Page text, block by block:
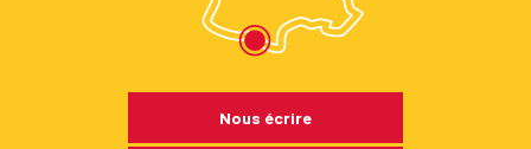
Nous écrire